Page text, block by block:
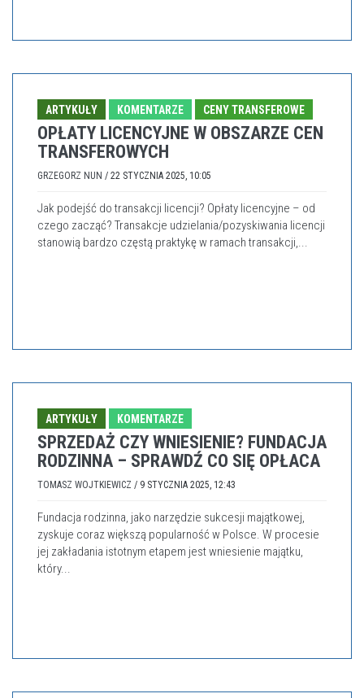
ARTYKUŁY KOMENTARZE CENY TRANSFEROWE
OPŁATY LICENCYJNE W OBSZARZE CEN
TRANSFEROWYCH
GRZEGORZ NUN / 22 STYCZNIA 2025, 10:05
Jak podejść do transakcji licencji? Opłaty licencyjne – od
czego zacząć? Transakcje udzielania/pozyskiwania licencji
stanowią bardzo częstą praktykę w ramach transakcji,...
ARTYKUŁY KOMENTARZE
SPRZEDAŻ CZY WNIESIENIE? FUNDACJA
RODZINNA – SPRAWDŹ CO SIĘ OPŁACA
TOMASZ WOJTKIEWICZ / 9 STYCZNIA 2025, 12:43
Fundacja rodzinna, jako narzędzie sukcesji majątkowej,
zyskuje coraz większą popularność w Polsce. W procesie
jej zakładania istotnym etapem jest wniesienie majątku,
który...